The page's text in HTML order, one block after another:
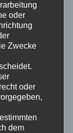
zu
des
bewertet.
oder
Zwecke
oder
dem